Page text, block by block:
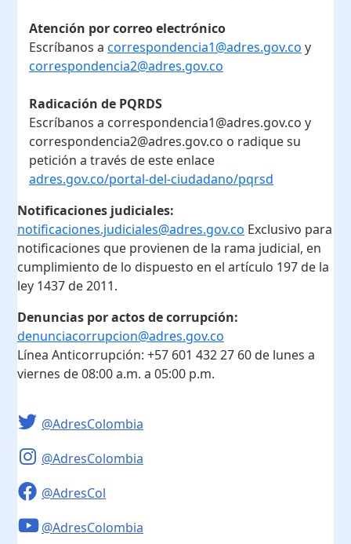
Atención por correo electrónico
Escríbanos a correspondencia1@adres.gov.co y
correspondencia2@adres.gov.co
Radicación de PQRDS
Escríbanos a correspondencia1@adres.gov.co y
correspondencia2@adres.gov.co o radique su
petición a través de este enlace
adres.gov.co/portal-del-ciudadano/pqrsd
Notificaciones judiciales:
notificaciones.judiciales@adres.gov.co Exclusivo para
notificaciones que provienen de la rama judicial, en
cumplimiento de lo dispuesto en el artículo 197 de la
ley 1437 de 2011.
Denuncias por actos de corrupción:
denunciacorrupcion@adres.gov.co
Línea Anticorrupción: +57 601 432 27 60 de lunes a
viernes de 08:00 a.m. a 05:00 p.m.
@AdresColombia
@AdresColombia
@AdresCol
@AdresColombia